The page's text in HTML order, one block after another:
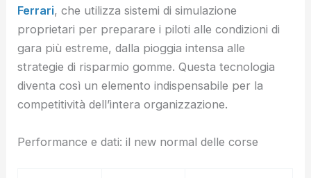
Ferrari, che utilizza sistemi di simulazione
proprietari per preparare i piloti alle condizioni di
gara più estreme, dalla pioggia intensa alle
strategie di risparmio gomme. Questa tecnologia
diventa così un elemento indispensabile per la
competitività dell’intera organizzazione.
Performance e dati: il new normal delle corse